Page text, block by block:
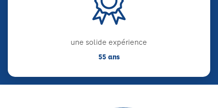
une solide expérience
55 ans